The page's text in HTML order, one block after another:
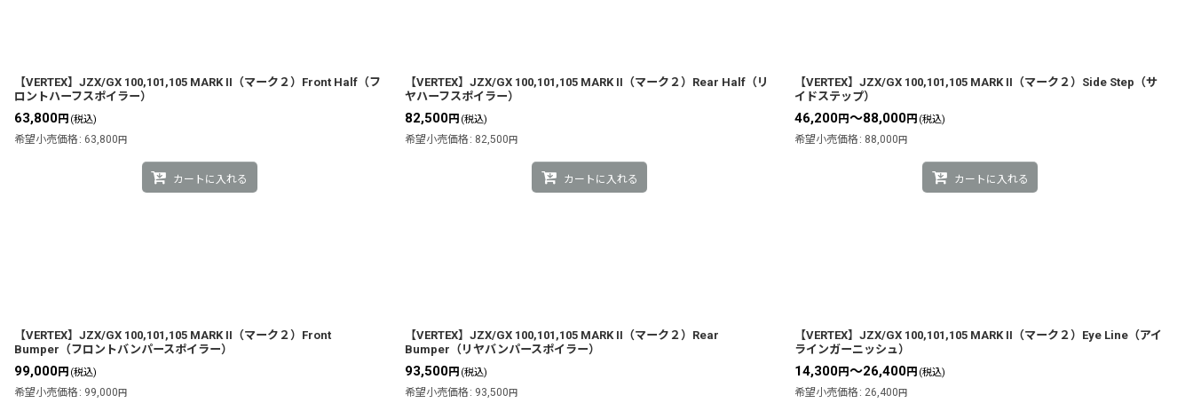
【VERTEX】JZX/GX 100,101,105 MARK II（マーク２）Front Half（フ
ロントハーフスポイラー）
63,800円 (税込)
希望小売価格 : 63,800円
カートに入れる
【VERTEX】JZX/GX 100,101,105 MARK II（マーク２）Rear Half（リ
ヤハーフスポイラー）
82,500円 (税込)
希望小売価格 : 82,500円
カートに入れる
【VERTEX】JZX/GX 100,101,105 MARK II（マーク２）Side Step（サ
イドステップ）
46,200円～88,000円 (税込)
希望小売価格 : 88,000円
カートに入れる
【VERTEX】JZX/GX 100,101,105 MARK II（マーク２）Front
Bumper（フロントバンパースポイラー）
99,000円 (税込)
希望小売価格 : 99,000円
【VERTEX】JZX/GX 100,101,105 MARK II（マーク２）Rear
Bumper（リヤバンパースポイラー）
93,500円 (税込)
希望小売価格 : 93,500円
【VERTEX】JZX/GX 100,101,105 MARK II（マーク２）Eye Line（アイ
ラインガーニッシュ）
14,300円～26,400円 (税込)
希望小売価格 : 26,400円